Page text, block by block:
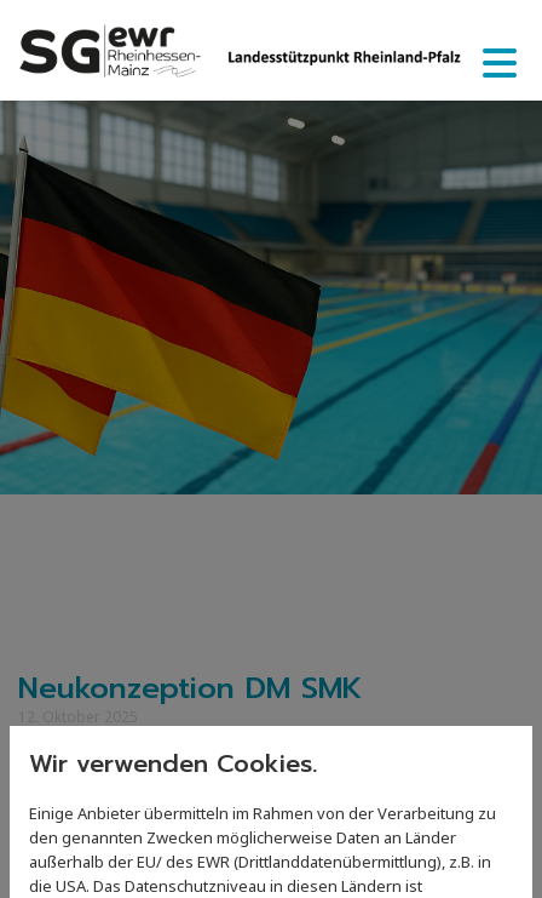
Neukonzeption DM SMK
Die Deutschen Meisterschaften im Schwimmerischen
ergänzt. Die Altersklassen 11 und 12 werden nach wie
vor Teil der Meisterschaften sein. Dabei gibt es für die
Altersklasse 13 separate Qualifikationsbestimmungen
Wir verwenden Cookies.
Einige Anbieter übermitteln im Rahmen von der Verarbeitung zu
den genannten Zwecken möglicherweise Daten an Länder
außerhalb der EU/ des EWR (Drittlanddatenübermittlung), z.B. in
die USA. Das Datenschutzniveau in diesen Ländern ist